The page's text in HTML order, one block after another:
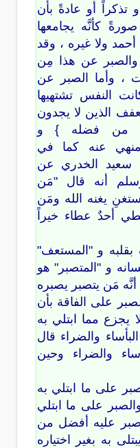
تذكراً أو عادةً بأن
كأنَّه يجامعها
ولا غيره ، وقد
عن هذا مِن
، وأما الصبر عن
النفس تشتهيها
الذين لا يجدون
من فضله } و
عنه كما في
سعيد الخدري عن
أنه قال "مَن
يغنه الله ومَن
أحدٌ عطاء خيراً
و "المستعف"
و "المتصبر" هو
أنَّه مَن يتصبر يصبره
على الفاقة بأن
يجزع مما ابتلي به
والضراء قال
والضراء وحين
على ما ابتلي به
على ما ابتلي
عليه أفضل من
به بغير اختياره